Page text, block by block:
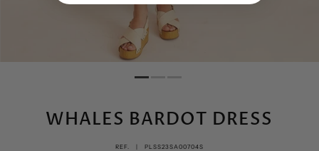
WHALES BARDOT DRESS
REF. | PLSS23SA00704S